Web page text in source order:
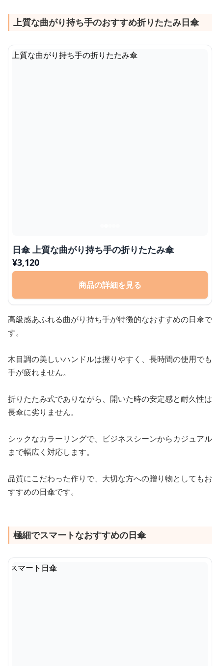
上質な曲がり持ち手のおすすめ折りたたみ日傘
日傘 上質な曲がり持ち手の折りたたみ傘
¥3,120
商品の詳細を見る
高級感あふれる曲がり持ち手が特徴的なおすすめの日傘で
す。
木目調の美しいハンドルは握りやすく、長時間の使用でも
手が疲れません。
折りたたみ式でありながら、開いた時の安定感と耐久性は
長傘に劣りません。
シックなカラーリングで、ビジネスシーンからカジュアル
まで幅広く対応します。
品質にこだわった作りで、大切な方への贈り物としてもお
すすめの日傘です。
極細でスマートなおすすめの日傘